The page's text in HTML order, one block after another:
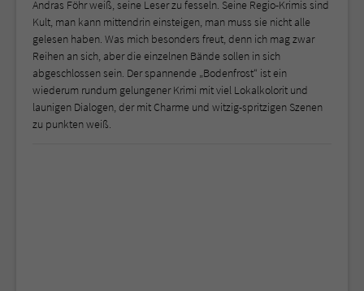
Andras Föhr weiß, seine Leser zu fesseln. Seine Regio-Krimis sind
Kult, man kann mittendrin einsteigen, man muss sie nicht alle
gelesen haben. Was mich besonders freut, denn ich mag zwar
Reihen an sich, aber die einzelnen Bände sollen in sich
abgeschlossen sein. Der spannende „Bodenfrost“ ist ein
wiederum rundum gelungener Krimi mit viel Lokalkolorit und
launigen Dialogen, der mit Charme und witzig-spritzigen Szenen
zu punkten weiß.